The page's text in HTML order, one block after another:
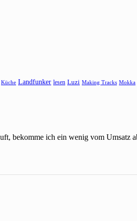
Küche Landfunker lesen Luzi Making Tracks Mokka
bekomme ich ein wenig vom Umsatz